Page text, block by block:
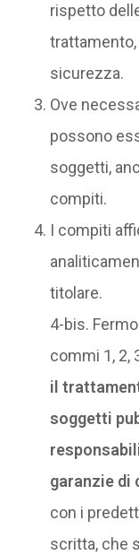
rispetto
sicurezza.
Ove
possono
soggetti,
compiti.
I compiti
titolare.
4-bis.
commi 1, 2,
il
soggetti
garanzie di
con i
scritta, che